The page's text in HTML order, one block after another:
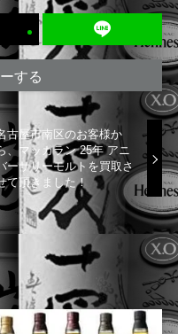
する
古屋市南区のお客様か
、マッカラン 25年 アニ
ーサリーモルトを買取さ
て頂きました！